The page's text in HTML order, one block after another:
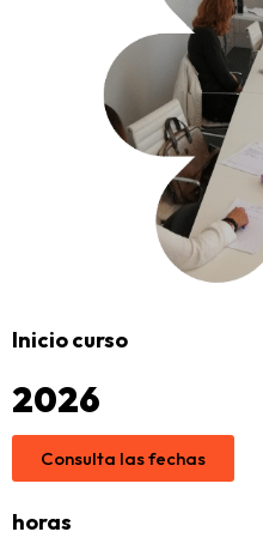
Inicio curso
2026
Consulta las fechas
horas